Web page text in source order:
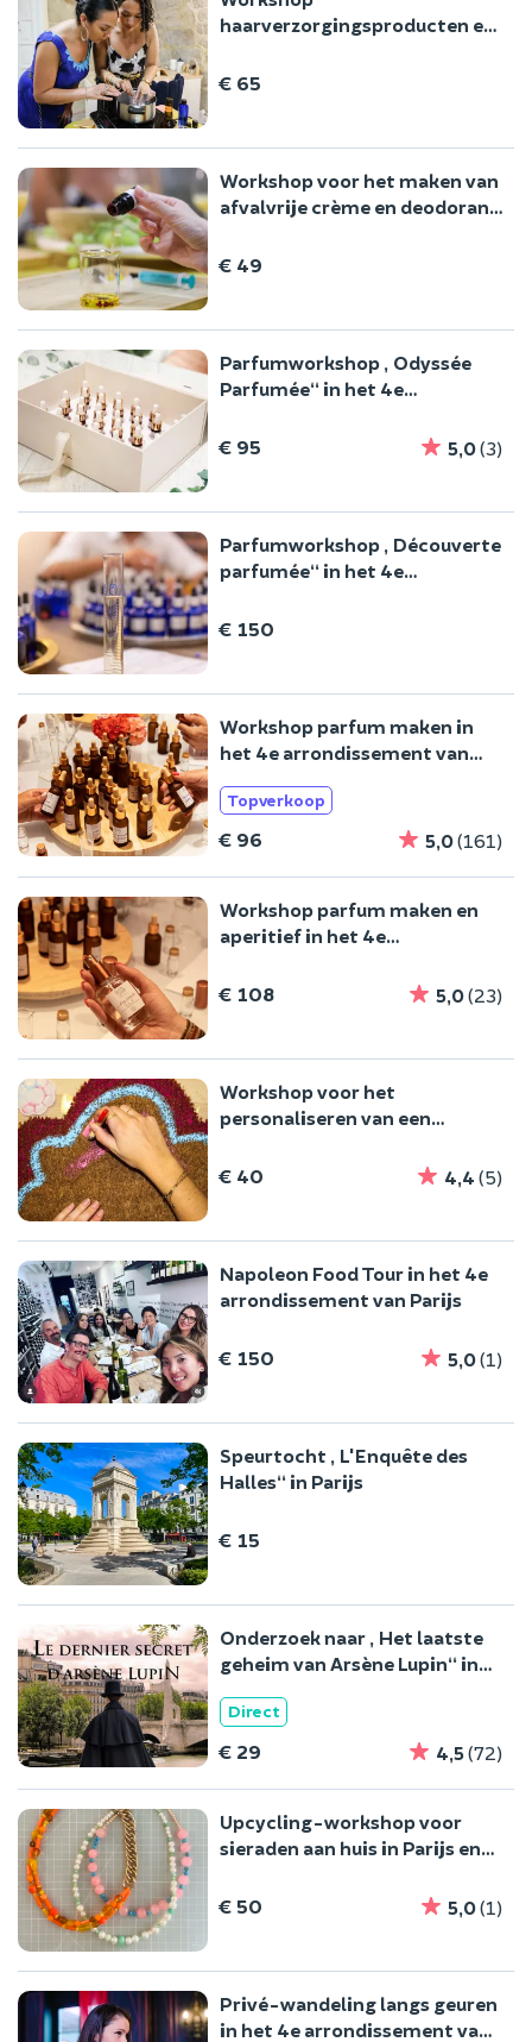
haarverzorgingsproducten en
arrondissement van Parijs
€ 65
Workshop voor het maken van
afvalvrije crème en deodorant
€ 49
Parfumworkshop „Odyssée
Parfumée“ in het 4e
€ 95 5,0(3)
Parfumworkshop „Découverte
parfumée“ in het 4e
€ 150
Workshop parfum maken in
het 4e arrondissement van
Topverkoop
€ 96 5,0(161)
Workshop parfum maken en
aperitief in het 4e
€ 108 5,0(23)
Workshop voor het
personaliseren van een
arrondissement van Parijs
€ 40 4,4 (5)
Napoleon Food Tour in het 4e
arrondissement van Parijs
€ 150 5,0(1)
Speurtocht „L'Enquête des
Halles“ in Parijs
€ 15
Onderzoek naar „Het laatste
geheim van Arsène Lupin“ in
Direct
€ 29 4,5(72)
Upcycling-workshop voor
sieraden aan huis in Parijs en
€ 50 5,0(1)
Privé-wandeling langs geuren
in het 4e arrondissement van